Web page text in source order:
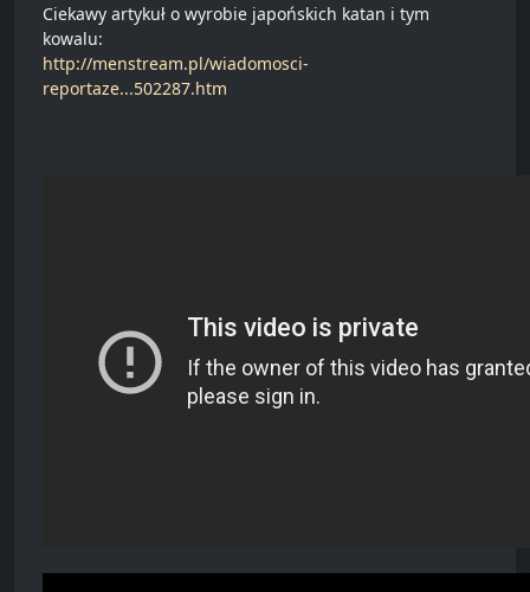
Ciekawy artykuł o wyrobie japońskich katan i tym
kowalu:
http://menstream.pl/wiadomosci-
reportaze...502287.htm